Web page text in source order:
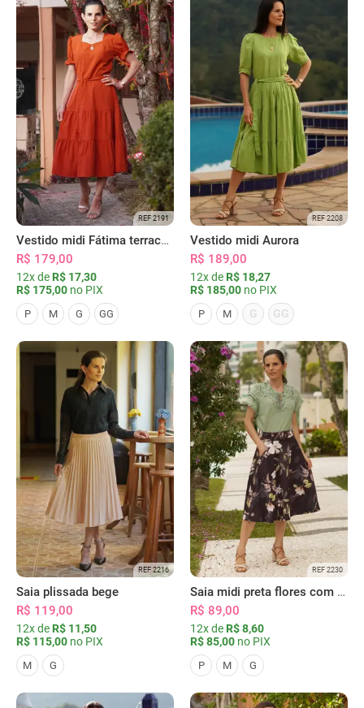
REF 2191
Vestido midi Fátima terracota
R$ 179,00
12x de R$ 17,30
R$ 175,00 no PIX
P M G GG
REF 2208
Vestido midi Aurora
R$ 189,00
12x de R$ 18,27
R$ 185,00 no PIX
P M G GG
REF 2216
Saia plissada bege
R$ 119,00
12x de R$ 11,50
R$ 115,00 no PIX
M G
REF 2230
Saia midi preta flores com bolsos
R$ 89,00
12x de R$ 8,60
R$ 85,00 no PIX
P M G